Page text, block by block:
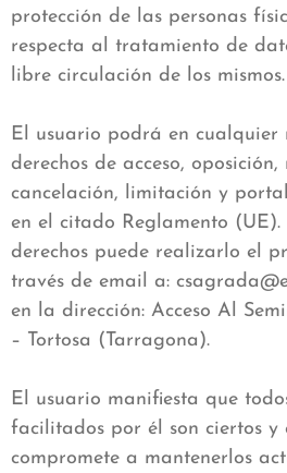
protección de las personas
respecta al tratamiento de
libre circulación de los mismos.
El usuario podrá en cualquier
derechos de acceso, oposición,
cancelación, limitación y
en el citado Reglamento (UE).
derechos puede realizarlo el
través de email a:
en la dirección: Acceso Al
– Tortosa (Tarragona).
El usuario manifiesta que
facilitados por él son ciertos y
compromete a mantenerlos